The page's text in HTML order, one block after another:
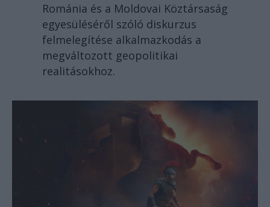
Románia és a Moldovai Köztársaság
egyesüléséről szóló diskurzus
felmelegítése alkalmazkodás a
megváltozott geopolitikai
realitásokhoz.